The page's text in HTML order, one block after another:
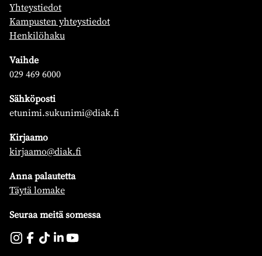
Yhteystiedot
Kampusten yhteystiedot
Henkilöhaku
Vaihde
029 469 6000
Sähköposti
etunimi.sukunimi@diak.fi
Kirjaamo
kirjaamo@diak.fi
Anna palautetta
Täytä lomake
Seuraa meitä somessa